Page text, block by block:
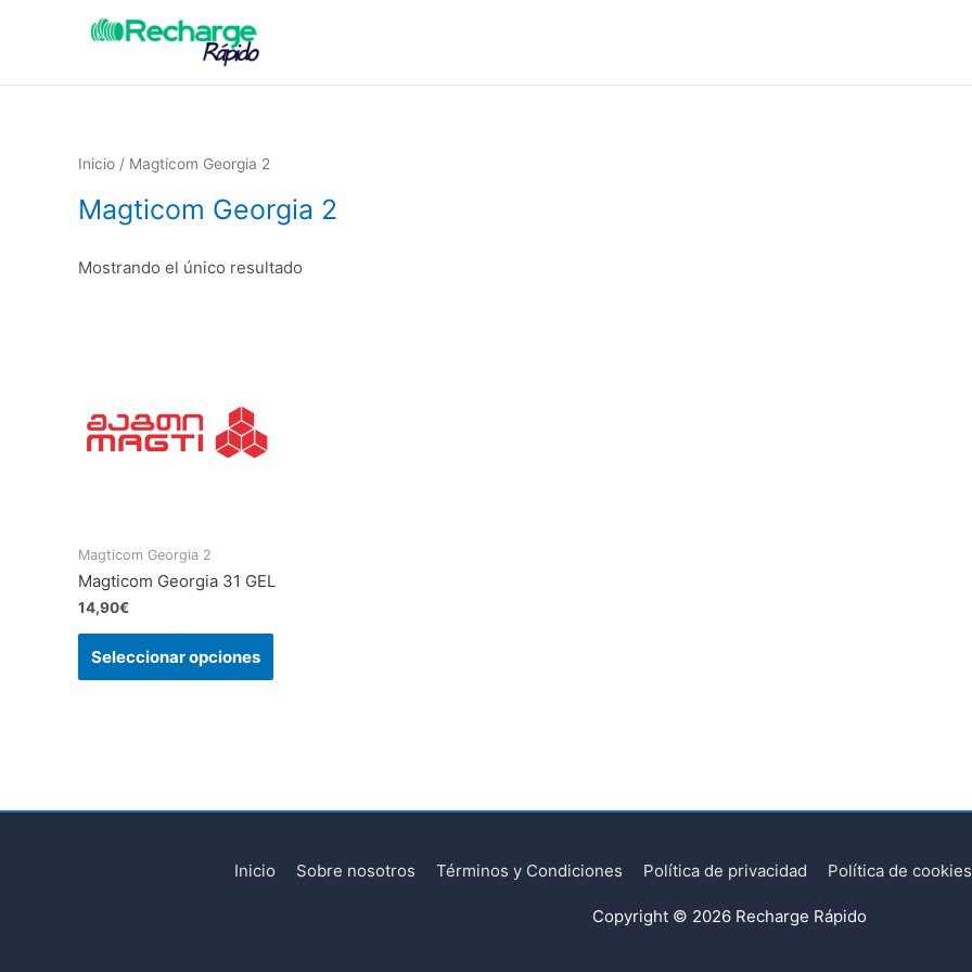
Inicio / Magticom Georgia 2
Magticom Georgia 2
Mostrando el único resultado
Magticom Georgia 2
Magticom Georgia 31 GEL
14,90€
Seleccionar opciones
Inicio Sobre nosotros Términos y Condiciones Política de privacidad Política de cookies
Copyright © 2026 Recharge Rápido